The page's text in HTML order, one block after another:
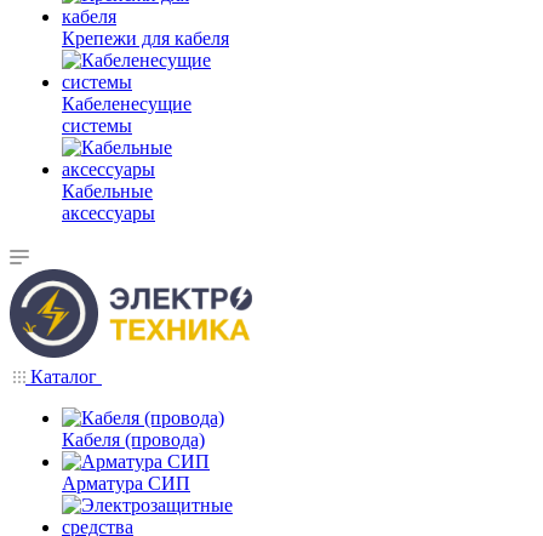
Крепежи для кабеля
Кабеленесущие
системы
Кабельные
аксессуары
Каталог
Кабеля (провода)
Арматура СИП